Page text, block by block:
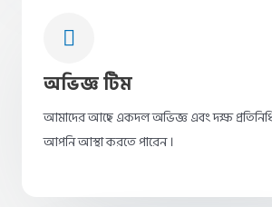
অভিজ্ঞ টিম
আমাদের আছে একদল অভিজ্ঞ এবং দক্ষ
আপনি আস্থা করতে পারেন ।